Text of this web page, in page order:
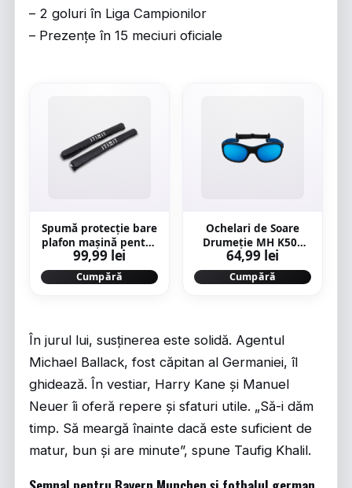
– 2 goluri în Liga Campionilor
– Prezențe în 15 meciuri oficiale
Spumă protecție bare
plafon mașină pentru
caiac/SUP/Surf/Windsurf
99,99 lei
Cumpără
Ochelari de Soare
Drumeție MH K500
Categoria 4 Albastru-
Negru Copii 4-6 Ani
64,99 lei
Cumpără
În jurul lui, susținerea este solidă. Agentul
Michael Ballack, fost căpitan al Germaniei, îl
ghidează. În vestiar, Harry Kane și Manuel
Neuer îi oferă repere și sfaturi utile. „Să-i dăm
timp. Să meargă înainte dacă este suficient de
matur, bun și are minute”, spune Taufig Khalil.